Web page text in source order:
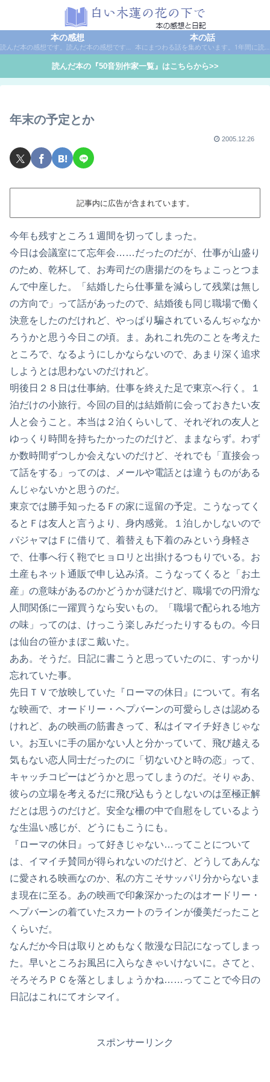
本の感想
読んだ本の感想です。読んだ本の感想です。本は作家名で50音別に分類しています。
本の話
本にまつわる話を集めています。1年間に読んだ本の総括や、本に関する話題など。
読んだ本の『50音別作家一覧』はこちらから>>
年末の予定とか
2005.12.26
記事内に広告が含まれています。
今年も残すところ１週間を切ってしまった。
今日は会議室にて忘年会……だったのだが、仕事が山盛り
のため、乾杯して、お寿司だの唐揚だのをちょこっとつま
んで中座した。「結婚したら仕事量を減らして残業は無し
の方向で」って話があったので、結婚後も同じ職場で働く
決意をしたのだけれど、やっぱり騙されているんぢゃなか
ろうかと思う今日この頃。ま。あれこれ先のことを考えた
ところで、なるようにしかならないので、あまり深く追求
しようとは思わないのだけれど。
明後日２８日は仕事納。仕事を終えた足で東京へ行く。１
泊だけの小旅行。今回の目的は結婚前に会っておきたい友
人と会うこと。本当は２泊くらいして、それぞれの友人と
ゆっくり時間を持ちたかったのだけど、ままならず。わず
か数時間ずつしか会えないのだけど、それでも「直接会っ
て話をする」ってのは、メールや電話とは違うものがある
んじゃないかと思うのだ。
東京では勝手知ったるＦの家に逗留の予定。こうなってく
るとＦは友人と言うより、身内感覚。１泊しかしないので
パジャマはＦに借りて、着替えも下着のみという身軽さ
で、仕事へ行く鞄でヒョロリと出掛けるつもりでいる。お
土産もネット通販で申し込み済。こうなってくると「お土
産」の意味があるのかどうかが謎だけど、職場での円滑な
人間関係に一躍買うなら安いもの。「職場で配られる地方
の味」ってのは、けっこう楽しみだったりするもの。今日
は仙台の笹かまぼこ戴いた。
ああ。そうだ。日記に書こうと思っていたのに、すっかり
忘れていた事。
先日ＴＶで放映していた『ローマの休日』について。有名
な映画で、オードリー・ヘプバーンの可愛らしさは認める
けれど、あの映画の筋書きって、私はイマイチ好きじゃな
い。お互いに手の届かない人と分かっていて、飛び越える
気もない恋人同士だったのに「切ないひと時の恋」って、
キャッチコピーはどうかと思ってしまうのだ。そりゃあ、
彼らの立場を考えるだに飛び込もうとしないのは至極正解
だとは思うのだけど。安全な柵の中で自慰をしているよう
な生温い感じが、どうにもこうにも。
『ローマの休日』って好きじゃない…ってことについて
は、イマイチ賛同が得られないのだけど、どうしてあんな
に愛される映画なのか、私の方こそサッパリ分からないま
ま現在に至る。あの映画で印象深かったのはオードリー・
ヘプバーンの着ていたスカートのラインが優美だったこと
くらいだ。
なんだか今日は取りとめもなく散漫な日記になってしまっ
た。早いところお風呂に入らなきゃいけないに。さてと、
そろそろＰＣを落としましょうかね……ってことで今日の
日記はこれにてオシマイ。
スポンサーリンク